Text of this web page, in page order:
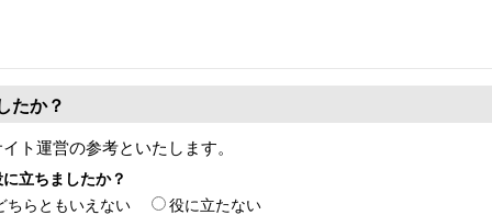
たか？
ト運営の参考といたします。
立ちましたか？
ちらともいえない
役に立たない